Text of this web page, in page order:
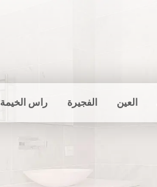
العين الفجيرة راس الخيمة